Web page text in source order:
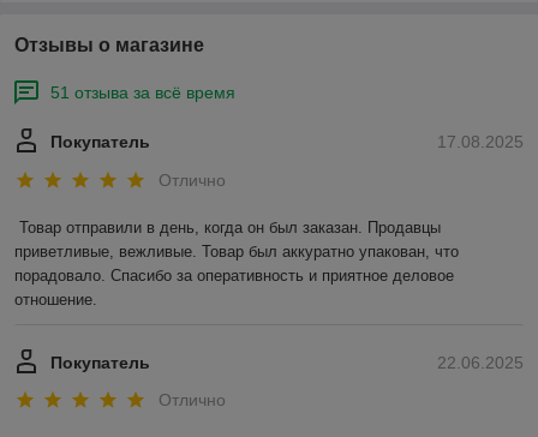
Отзывы о магазине
51 отзыва за всё время
17.08.2025
Покупатель
Отлично
Товар отправили в день, когда он был заказан. Продавцы
приветливые, вежливые. Товар был аккуратно упакован, что
порадовало. Спасибо за оперативность и приятное деловое
отношение.
22.06.2025
Покупатель
Отлично